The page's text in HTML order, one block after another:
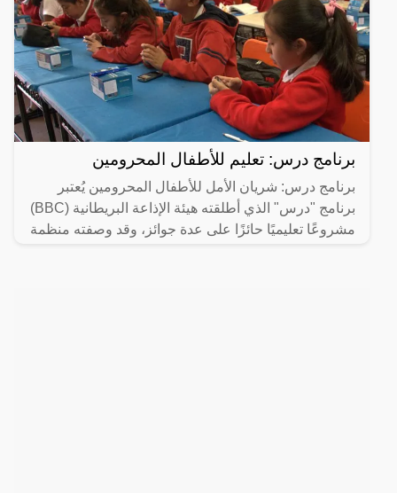
برنامج درس: تعليم للأطفال المحرومين
برنامج درس: شريان الأمل للأطفال المحرومين يُعتبر
برنامج "درس" الذي أطلقته هيئة الإذاعة البريطانية (BBC)
مشروعًا تعليميًا حائزًا على عدة جوائز، وقد وصفته منظمة